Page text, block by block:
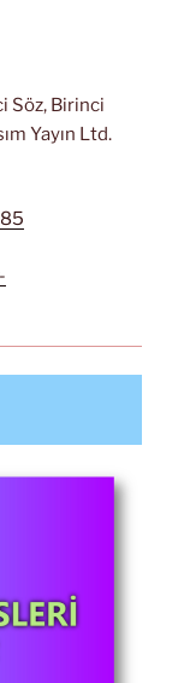
Söz, Birinci
Yayın Ltd.